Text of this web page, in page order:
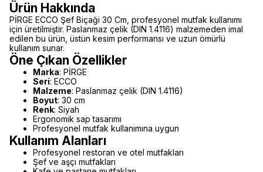
Ürün Hakkında
PİRGE ECCO Şef Biçaği 30 Cm, profesyonel mutfak kullanımı
için üretilmiştir. Paslanmaz çelik (DIN 1.4116) malzemeden imal
edilen bu ürün, üstün kesim performansı ve uzun ömürlü
kullanım sunar.
Öne Çıkan Özellikler
Marka: PİRGE
Seri: ECCO
Malzeme: Paslanmaz çelik (DIN 1.4116)
Boyut: 30 cm
Renk: Siyah
Ergonomik sap tasarımı
Profesyonel mutfak kullanımına uygun
Kullanım Alanları
Profesyonel restoran ve otel mutfakları
Şef ve aşçı mutfakları